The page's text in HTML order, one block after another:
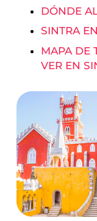
DÓNDE
SINTRA
MAPA DE
VER EN